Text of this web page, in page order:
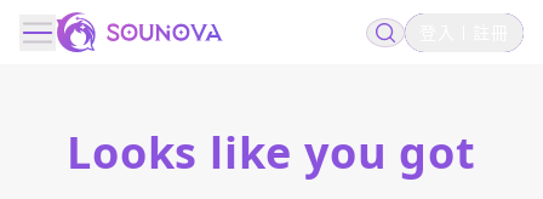
Looks like you got